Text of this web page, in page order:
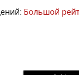
Большой